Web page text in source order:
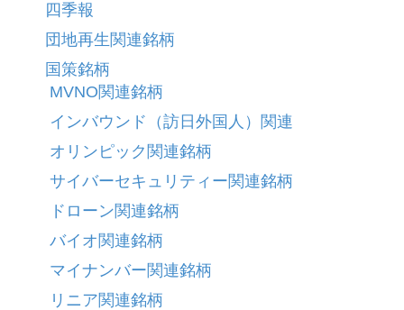
四季報
団地再生関連銘柄
国策銘柄
MVNO関連銘柄
インバウンド（訪日外国人）関連
オリンピック関連銘柄
サイバーセキュリティー関連銘柄
ドローン関連銘柄
バイオ関連銘柄
マイナンバー関連銘柄
リニア関連銘柄